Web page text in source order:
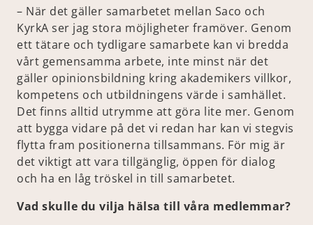
– När det gäller samarbetet mellan Saco och
KyrkA ser jag stora möjligheter framöver. Genom
ett tätare och tydligare samarbete kan vi bredda
vårt gemensamma arbete, inte minst när det
gäller opinionsbildning kring akademikers villkor,
kompetens och utbildningens värde i samhället.
Det finns alltid utrymme att göra lite mer. Genom
att bygga vidare på det vi redan har kan vi stegvis
flytta fram positionerna tillsammans. För mig är
det viktigt att vara tillgänglig, öppen för dialog
och ha en låg tröskel in till samarbetet.
Vad skulle du vilja hälsa till våra medlemmar?